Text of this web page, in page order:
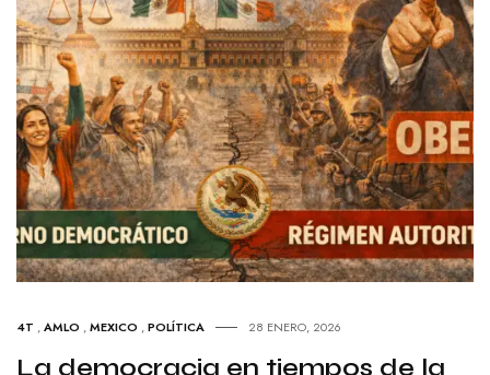
4T ,AMLO ,MEXICO ,POLÍTICA 28 ENERO, 2026
La democracia en tiempos de la